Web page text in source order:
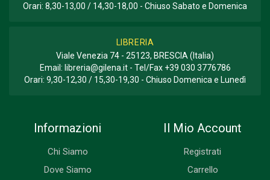
Orari: 8,30-13,00 / 14,30-18,00 - Chiuso Sabato e Domenica
LIBRERIA
Viale Venezia 74 - 25123, BRESCIA (Italia)
Email: libreria@gilena.it- Tel/Fax +39 030 3776786
Orari: 9,30-12,30 / 15,30-19,30 - Chiuso Domenica e Lunedì
Informazioni
Chi Siamo
Dove Siamo
Il Mio Account
Registrati
Carrello